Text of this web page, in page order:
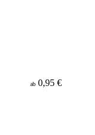
ab 0,95 €